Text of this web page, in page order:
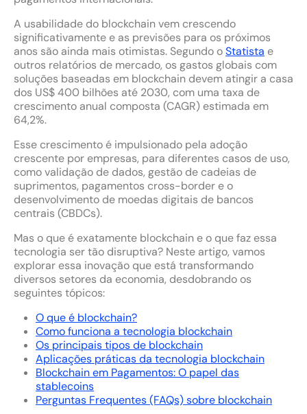
A usabilidade do blockchain vem crescendo
significativamente e as previsões para os próximos
anos são ainda mais otimistas. Segundo oStatista e
outros relatórios de mercado, os gastos globais com
soluções baseadas em blockchain devem atingir a casa
dos US$ 400 bilhões até 2030, com uma taxa de
crescimento anual composta (CAGR) estimada em
64,2%.
Esse crescimento é impulsionado pela adoção
crescente por empresas, para diferentes casos de uso,
como validação de dados, gestão de cadeias de
suprimentos, pagamentos cross-border e o
desenvolvimento de moedas digitais de bancos
centrais (CBDCs).
Mas o que é exatamente blockchain e o que faz essa
tecnologia ser tão disruptiva? Neste artigo, vamos
explorar essa inovação que está transformando
diversos setores da economia, desdobrando os
seguintes tópicos:
O que é blockchain?
Como funciona a tecnologia blockchain
Os principais tipos de blockchain
Aplicações práticas da tecnologia blockchain
Blockchain em Pagamentos: O papel das
stablecoins
Perguntas Frequentes (FAQs) sobre blockchain